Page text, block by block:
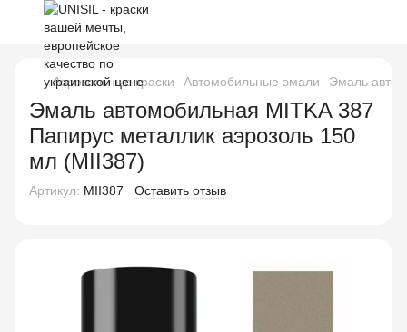
Аэрозольные краски Автомобильные эмали Эмаль
Эмаль автомобильная MITKA 387
Папирус металлик аэрозоль 150
мл (MII387)
Артикул: MII387 Оставить отзыв